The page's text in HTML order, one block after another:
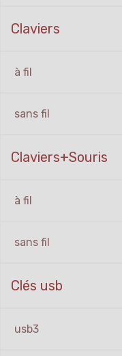
Claviers
à fil
sans fil
Claviers+Souris
à fil
sans fil
Clés usb
usb3